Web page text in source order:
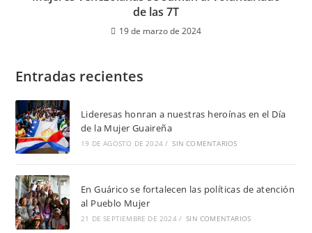
de las 7T
19 de marzo de 2024
Entradas recientes
Lideresas honran a nuestras heroínas en el Día
de la Mujer Guaireña
19 DE AGOSTO DE 2024 / SIN COMENTARIOS
En Guárico se fortalecen las políticas de atención
al Pueblo Mujer
21 DE SEPTIEMBRE DE 2024 / SIN COMENTARIOS